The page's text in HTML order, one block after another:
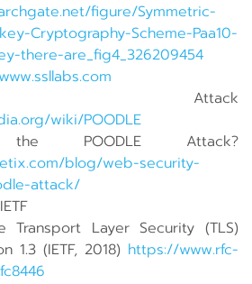
figure/Symmetric-
Cryptography-Scheme-Paa10-
there-are_fig4_326209454
Attack
wiki/POODLE
POODLE Attack?
blog/web-security-
attack/
Transport Layer Security (TLS)
1.3 (IETF, 2018) https://www.rfc-